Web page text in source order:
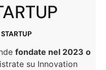
STARTUP
fondate nel 2023 o
su Innovation